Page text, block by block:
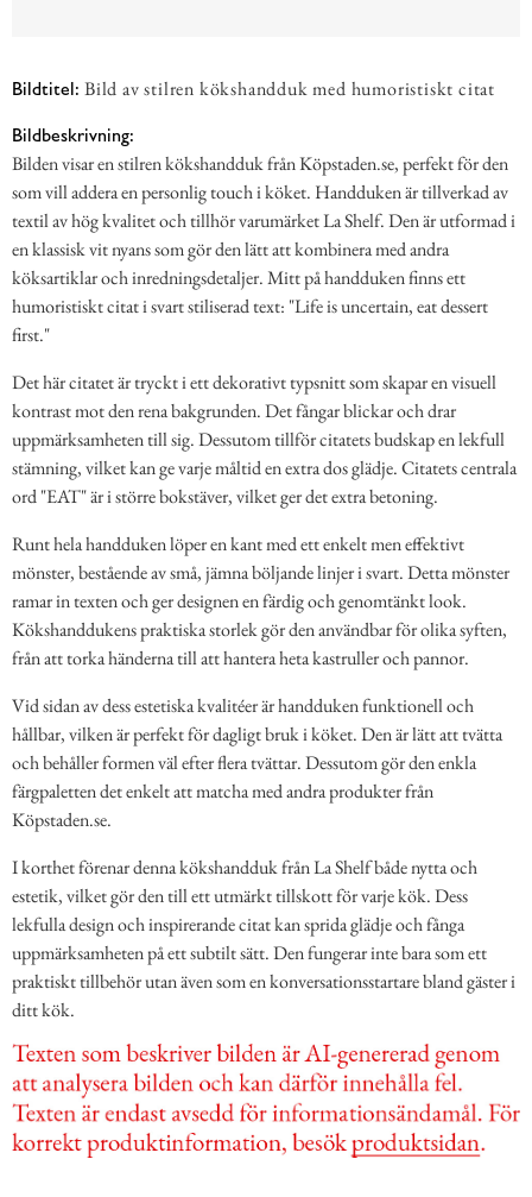
Bildtitel: Bild av stilren kökshandduk med humoristiskt citat
Bildbeskrivning:
Bilden visar en stilren kökshandduk från Köpstaden.se, perfekt för den
som vill addera en personlig touch i köket. Handduken är tillverkad av
textil av hög kvalitet och tillhör varumärket La Shelf. Den är utformad i
en klassisk vit nyans som gör den lätt att kombinera med andra
köksartiklar och inredningsdetaljer. Mitt på handduken finns ett
humoristiskt citat i svart stiliserad text: "Life is uncertain, eat dessert
first."
Det här citatet är tryckt i ett dekorativt typsnitt som skapar en visuell
kontrast mot den rena bakgrunden. Det fångar blickar och drar
uppmärksamheten till sig. Dessutom tillför citatets budskap en lekfull
stämning, vilket kan ge varje måltid en extra dos glädje. Citatets centrala
ord "EAT" är i större bokstäver, vilket ger det extra betoning.
Runt hela handduken löper en kant med ett enkelt men effektivt
mönster, bestående av små, jämna böljande linjer i svart. Detta mönster
ramar in texten och ger designen en färdig och genomtänkt look.
Kökshanddukens praktiska storlek gör den användbar för olika syften,
från att torka händerna till att hantera heta kastruller och pannor.
Vid sidan av dess estetiska kvalitéer är handduken funktionell och
hållbar, vilken är perfekt för dagligt bruk i köket. Den är lätt att tvätta
och behåller formen väl efter flera tvättar. Dessutom gör den enkla
färgpaletten det enkelt att matcha med andra produkter från
Köpstaden.se.
I korthet förenar denna kökshandduk från La Shelf både nytta och
estetik, vilket gör den till ett utmärkt tillskott för varje kök. Dess
lekfulla design och inspirerande citat kan sprida glädje och fånga
uppmärksamheten på ett subtilt sätt. Den fungerar inte bara som ett
praktiskt tillbehör utan även som en konversationsstartare bland gäster i
ditt kök.